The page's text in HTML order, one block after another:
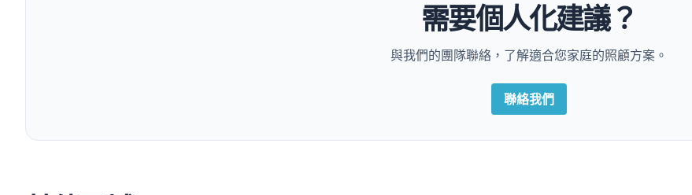
需要個人化建議？
與我們的團隊聯絡，了解適合您家庭的照顧方案。
聯絡我們